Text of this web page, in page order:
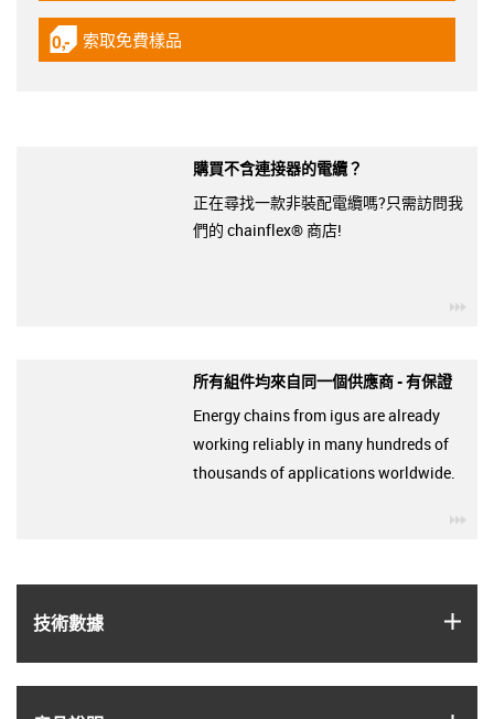
技術數據
igus-icon-gratismuster
索取免費樣品
購買不含連接器的電纜？
正在尋找一款非裝配電纜嗎?只需訪問我
們的 chainflex® 商店!
所有組件均來自同一個供應商 - 有保證
Energy chains from igus are already
working reliably in many hundreds of
thousands of applications worldwide.